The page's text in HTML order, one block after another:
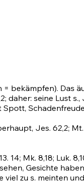
= bekämpfen). Das
; daher: seine Lust s.,
Spott,
Jes. 62,2; Mt.
. 14; Mk. 8,18; Luk.
Gesichte
viel zu s. meinten